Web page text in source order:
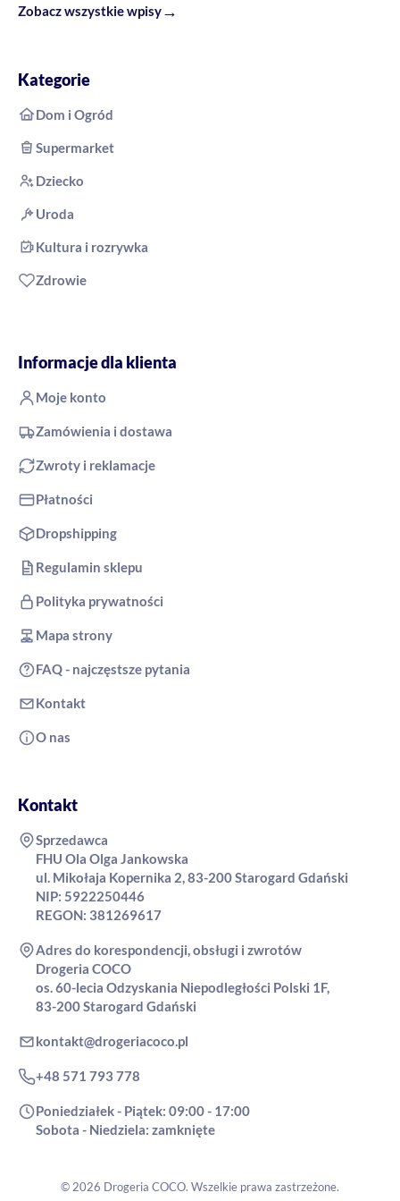
Zobacz wszystkie wpisy→
Kategorie
Dom i Ogród
Supermarket
Dziecko
Uroda
Kultura i rozrywka
Zdrowie
Informacje dla klienta
Moje konto
Zamówienia i dostawa
Zwroty i reklamacje
Płatności
Dropshipping
Regulamin sklepu
Polityka prywatności
Mapa strony
FAQ - najczęstsze pytania
Kontakt
O nas
Kontakt
Sprzedawca
FHU Ola Olga Jankowska
ul. Mikołaja Kopernika 2, 83-200 Starogard Gdański
NIP: 5922250446
REGON: 381269617
Adres do korespondencji, obsługi i zwrotów
Drogeria COCO
os. 60-lecia Odzyskania Niepodległości Polski 1F,
83-200 Starogard Gdański
kontakt@drogeriacoco.pl
+48 571 793 778
Poniedziałek - Piątek: 09:00 - 17:00
Sobota - Niedziela: zamknięte
© 2026 Drogeria COCO. Wszelkie prawa zastrzeżone.